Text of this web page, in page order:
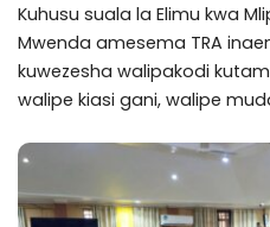
Kuhusu suala la Elimu kwa
Mwenda amesema TRA
kuwezesha walipakodi
walipe kiasi gani, walipe